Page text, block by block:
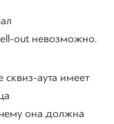
out невозможно.
сквиз-аута имеет
она должна